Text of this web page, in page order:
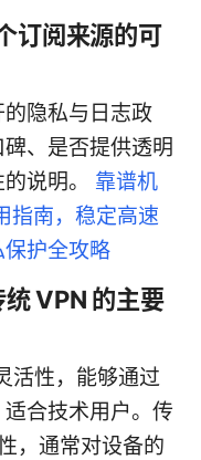
订阅来源的可
隐私与日志政
、是否提供透明
说明。 靠谱机
指南，稳定高速
护全攻略
VPN 的主要
活性，能够通过
合技术用户。传
，通常对设备的